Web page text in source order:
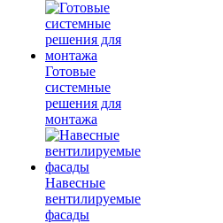
Готовые
системные
решения для
монтажа
Навесные
вентилируемые
фасады